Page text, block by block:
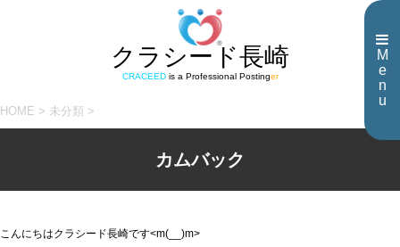
M
e
n
u
クラシード長崎
CRACEEDis a Professional Postinger
HOME > 未分類 >
カムバック
こんにちはクラシード長崎です<m(__)m>